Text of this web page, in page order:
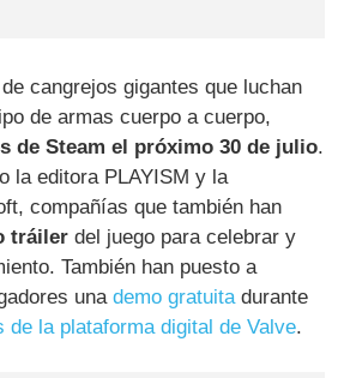
cangrejos gigantes que luchan
de armas cuerpo a cuerpo,
de Steam el próximo 30 de julio.
la editora PLAYISM y la
compañías que también han
tráiler del juego para celebrar y
También han puesto a
unademo gratuitadurante
de la plataforma digital de Valve.